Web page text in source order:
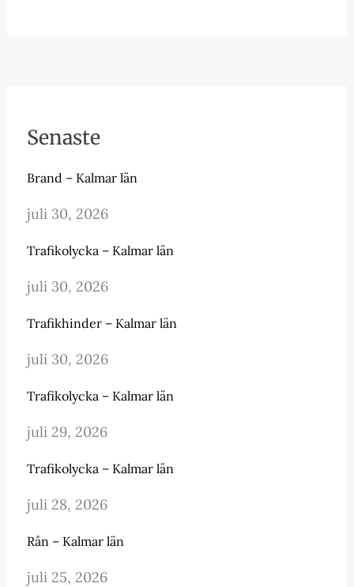
Senaste
Brand – Kalmar län
juli 30, 2026
Trafikolycka – Kalmar län
juli 30, 2026
Trafikhinder – Kalmar län
juli 30, 2026
Trafikolycka – Kalmar län
juli 29, 2026
Trafikolycka – Kalmar län
juli 28, 2026
Rån – Kalmar län
juli 25, 2026